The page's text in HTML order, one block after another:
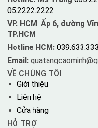
05.2222.2222
VP. HCM: Ấp 6, đường
TP.HCM
Hotline HCM:
Email:
VỀ CHÚNG TÔI
Giới thiệu
Liên hệ
Cửa hàng
HỖ TRỢ